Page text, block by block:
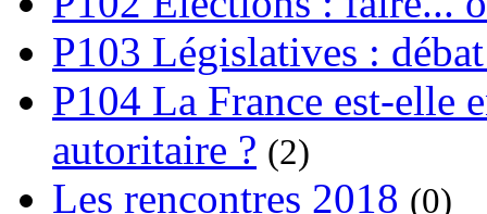
P103 Législatives :
P104 La France est-elle
autoritaire ? (2)
Les rencontres 2018 (0)